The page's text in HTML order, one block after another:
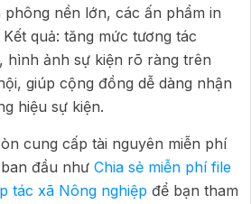
phông nền lớn, các ấn phẩm in
quả: tăng mức tương tác
hình ảnh sự kiện rõ ràng trên
giúp cộng đồng dễ dàng nhận
hiệu sự kiện.
cung cấp tài nguyên miễn phí
đầu như Chia sẻ miễn phí file
tác xã Nông nghiệp để bạn tham